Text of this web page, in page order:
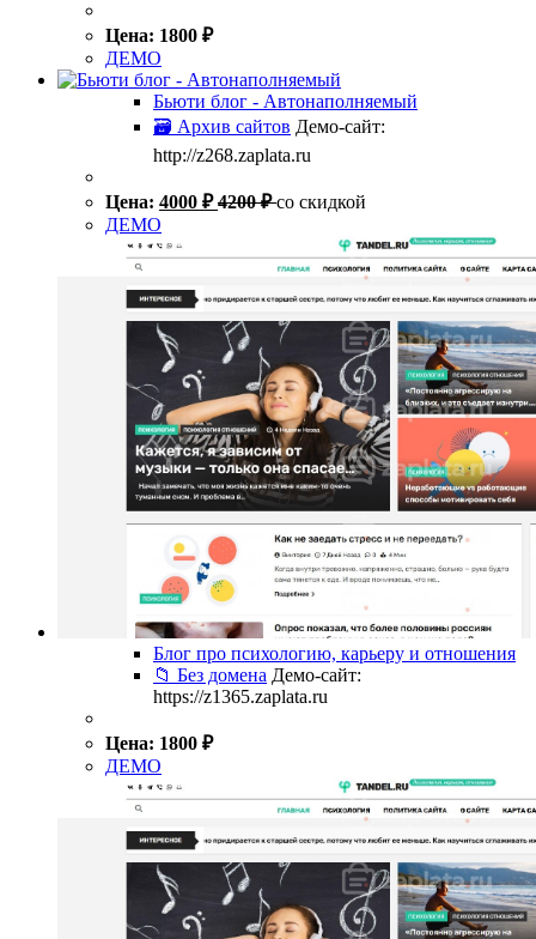
Цена: 1800 ₽
ДЕМО
Бьюти блог - Автонаполняемый
🗃 Архив сайтов Демо-сайт:
http://z268.zaplata.ru
Цена: 4000 ₽ 4200₽ со скидкой
ДЕМО
Блог про психологию, карьеру и отношения
📁 Без домена Демо-сайт:
https://z1365.zaplata.ru
Цена: 1800 ₽
ДЕМО